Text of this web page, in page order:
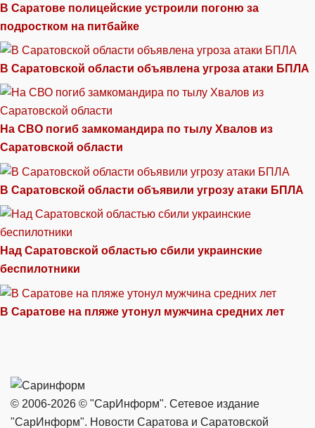
В Саратове полицейские устроили погоню за
подростком на питбайке
В Саратовской области объявлена угроза атаки БПЛА
На СВО погиб замкомандира по тылу Хвалов из
Саратовской области
В Саратовской области объявили угрозу атаки БПЛА
Над Саратовской областью сбили украинские
беспилотники
В Саратове на пляже утонул мужчина средних лет
© 2006-2026 © "СарИнформ". Сетевое издание
"СарИнформ". Новости Саратова и Саратовской